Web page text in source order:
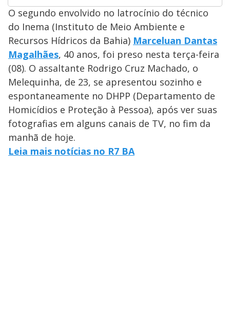
O segundo envolvido no latrocínio do técnico
do Inema (Instituto de Meio Ambiente e
Recursos Hídricos da Bahia) Marceluan Dantas
Magalhães, 40 anos, foi preso nesta terça-feira
(08). O assaltante Rodrigo Cruz Machado, o
Melequinha, de 23, se apresentou sozinho e
espontaneamente no DHPP (Departamento de
Homicídios e Proteção à Pessoa), após ver suas
fotografias em alguns canais de TV, no fim da
manhã de hoje.
Leia mais notícias no R7 BA